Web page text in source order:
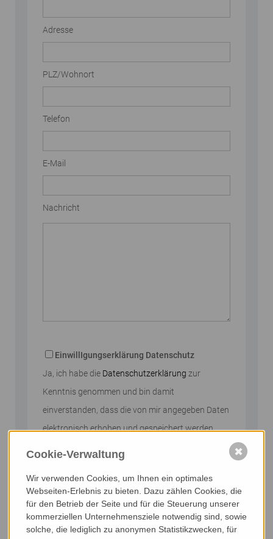
Adresse
PLZ/Wohnort
Telefon
E-Mail
Nachricht
EinwillIgungserklärung Datenschutz
Ja, ich habe die Datenschutzerklärung zur
Kenntnis genommen und bin damit
einverstanden, dass die von mir angegeben Daten
elektronisch erhoben und gespeichert werden.
Beantwortung meiner Anfrage genutzt.
Abschicken
Cookie-Verwaltung
Wir verwenden Cookies, um Ihnen ein optimales
Webseiten-Erlebnis zu bieten. Dazu zählen Cookies, die
für den Betrieb der Seite und für die Steuerung unserer
kommerziellen Unternehmensziele notwendig sind, sowie
solche, die lediglich zu anonymen Statistikzwecken, für
✖